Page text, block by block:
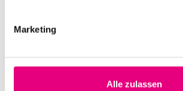
Marketing
Alle zulassen